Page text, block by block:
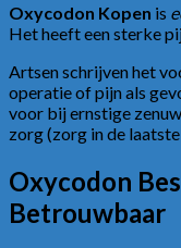
Oxycodon Kopen is
Het heeft een sterke
Artsen schrijven het
operatie of pijn als
voor bij ernstige
zorg (zorg in de laatste
Oxycodon
Betrouwbaar